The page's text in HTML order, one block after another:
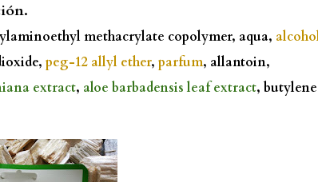
methacrylate copolymer, aqua,
peg-12 allyl ether, parfum, allantoin,
extract, aloe barbadensis leaf extract, butylene